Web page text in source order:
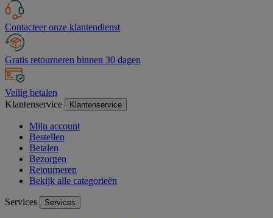
Contacteer onze klantendienst
Gratis retourneren binnen 30 dagen
Veilig betalen
Klantenservice
Klantenservice
Mijn account
Bestellen
Betalen
Bezorgen
Retourneren
Bekijk alle categorieën
Services Services